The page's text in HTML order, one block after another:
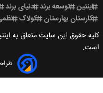
برند دنیای برند برندسازی
کولاک نظمی نوین
سایت متعلق به اینتیتر است و
طراحی سایت